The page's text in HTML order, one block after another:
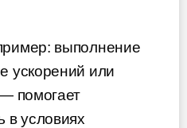
выполнение
ускорений или
помогает
в условиях